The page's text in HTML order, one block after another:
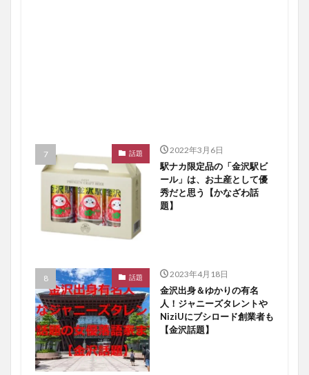
話題 2022年3月6日
駅ナカ限定品の「金沢駅ビ
ール」は、お土産として優
秀だと思う【かなざわ話
題】
話題 2023年4月18日
金沢出身＆ゆかりの有名
人！ジャニーズタレントや
NiziUにブシロード創業者も
【金沢話題】